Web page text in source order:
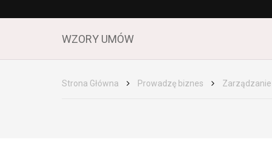
WZORY UMÓW
Strona Główna Prowadzę biznes Zarządzanie